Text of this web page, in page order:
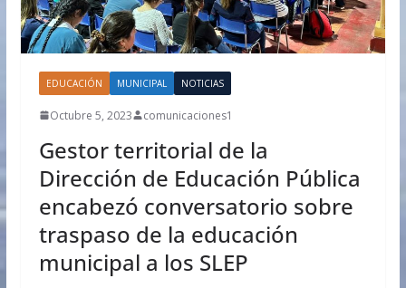
EDUCACIÓN MUNICIPAL NOTICIAS
Octubre 5, 2023 comunicaciones1
Gestor territorial de la
Dirección de Educación Pública
encabezó conversatorio sobre
traspaso de la educación
municipal a los SLEP